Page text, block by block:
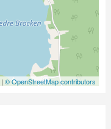
| © OpenStreetMap contributors